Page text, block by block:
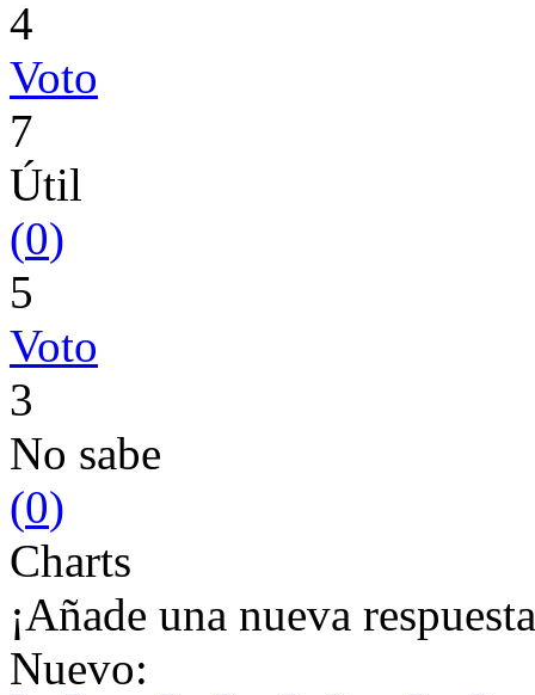
4
Voto
7
Útil
(0)
5
Voto
3
No sabe
(0)
Charts
¡Añade una nueva
Nuevo: